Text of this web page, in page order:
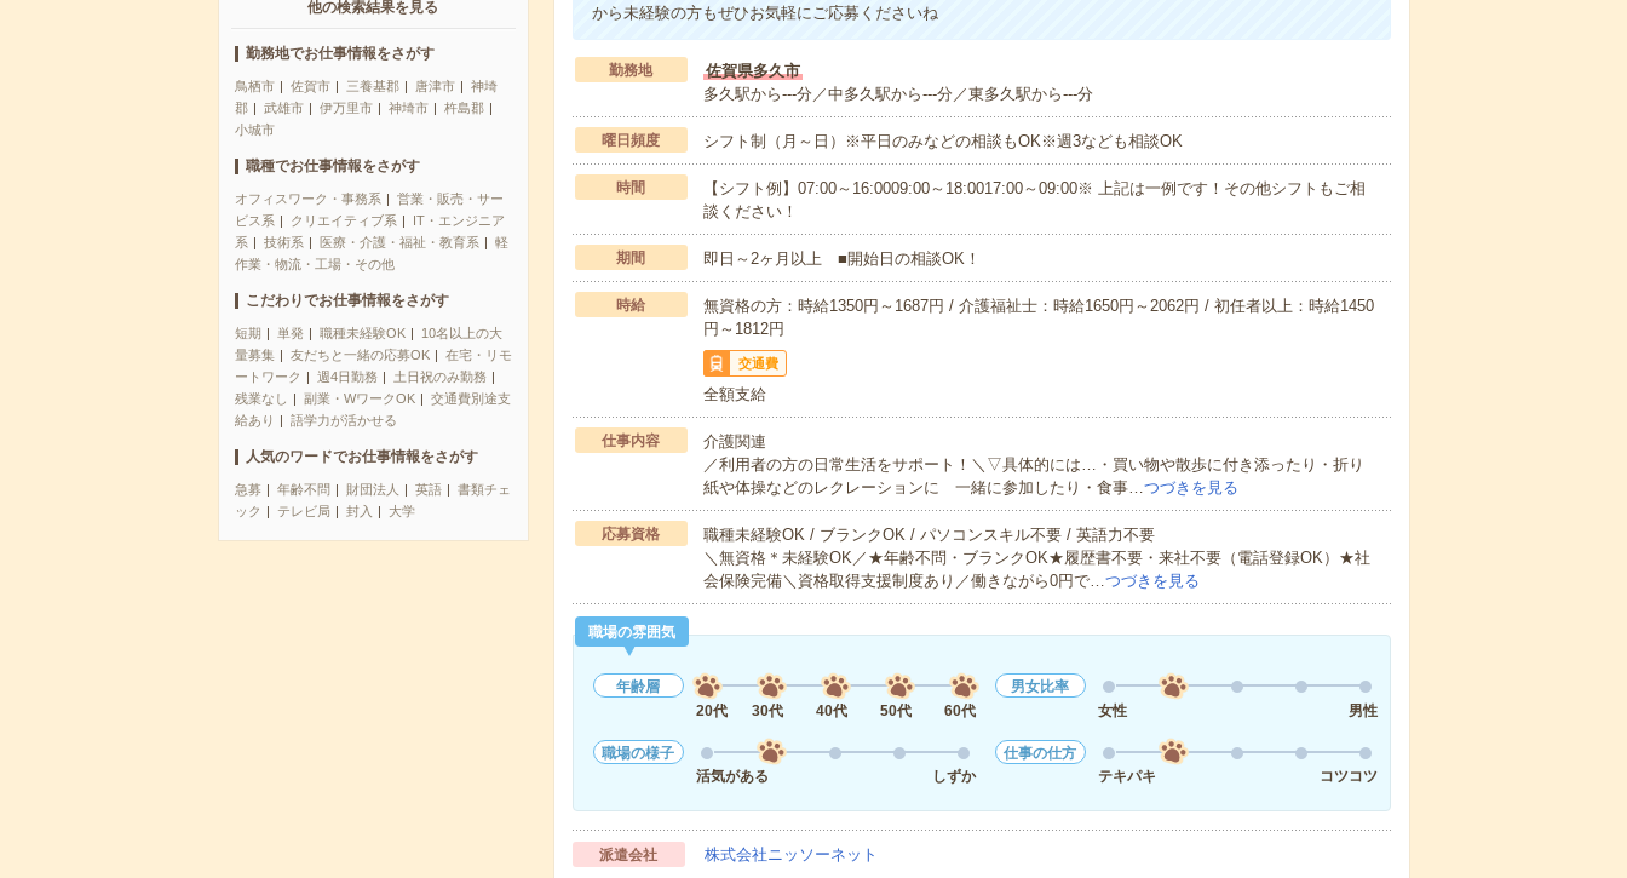
他の検索結果を見る
勤務地でお仕事情報をさがす
鳥栖市 佐賀市 三養基郡 唐津市
神埼
郡
武雄市 伊万里市 神埼市
杵島郡
小城市
職種でお仕事情報をさがす
オフィスワーク・事務系
営業・販売・サー
ビス系
クリエイティブ系
IT・エンジニア
系
技術系 医療・介護・福祉・教育系
軽
作業・物流・工場・その他
こだわりでお仕事情報をさがす
短期 単発 職種未経験OK
10名以上の大
量募集
友だちと一緒の応募OK
在宅・リモ
ートワーク
週4日勤務
土日祝のみ勤務
残業なし
副業・WワークOK
交通費別途支
給あり
語学力が活かせる
人気のワードでお仕事情報をさがす
急募 年齢不問 財団法人 英語
書類チェ
ック
テレビ局 封入 大学
から未経験の方もぜひお気軽にご応募くださいね
勤務地
佐賀県多久市
多久駅から---分／中多久駅から---分／東多久駅から---分
曜日頻度 シフト制（月～日）※平日のみなどの相談もOK※週3なども相談OK
時間
【シフト例】07:00～16:0009:00～18:0017:00～09:00※ 上記は一例です！その他シフトもご相
談ください！
期間 即日～2ヶ月以上 ■開始日の相談OK！
時給
無資格の方：時給1350円～1687円 / 介護福祉士：時給1650円～2062円 / 初任者以上：時給1450
円～1812円
交通費
全額支給
仕事内容
介護関連
／利用者の方の日常生活をサポート！＼▽具体的には…・買い物や散歩に付き添ったり・折り
紙や体操などのレクレーションに 一緒に参加したり・食事…つづきを見る
応募資格
職種未経験OK / ブランクOK / パソコンスキル不要 / 英語力不要
＼無資格＊未経験OK／★年齢不問・ブランクOK★履歴書不要・来社不要（電話登録OK）★社
会保険完備＼資格取得支援制度あり／働きながら0円で…つづきを見る
職場の雰囲気
年齢層
20代
30代 40代 50代 60代
男女比率
女性
男性
職場の様子
活気がある
しずか
仕事の仕方
テキパキ
コツコツ
派遣会社 株式会社ニッソーネット